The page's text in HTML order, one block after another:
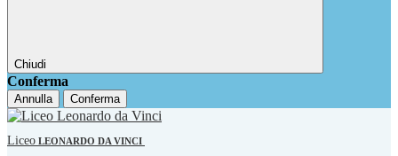
Chiudi
Conferma
Annulla Conferma
Liceo LEONARDO DA VINCI